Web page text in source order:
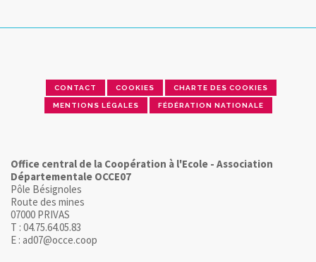
CONTACT COOKIES CHARTE DES COOKIES
MENTIONS LÉGALES FÉDÉRATION NATIONALE
Office central de la Coopération à l'Ecole - Association
Départementale OCCE07
Pôle Bésignoles
Route des mines
07000 PRIVAS
T : 04.75.64.05.83
E : ad07@occe.coop